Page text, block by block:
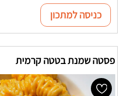
כניסה למתכון
פסטה שמנת בטטה קרמית